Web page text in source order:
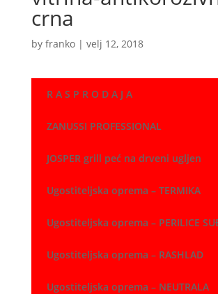
crna
by franko| velj 12, 2018
R A S P R O D A J A
ZANUSSI PROFESSIONAL
JOSPER grill peć na drveni ugljen
Ugostiteljska oprema – TERMIKA
Ugostiteljska oprema – PERILICE
Ugostiteljska oprema – RASHLAD
Ugostiteljska oprema – NEUTRALA